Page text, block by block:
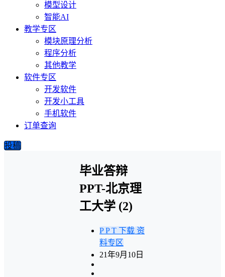
模型设计
智能AI
教学专区
模块原理分析
程序分析
其他教学
软件专区
开发软件
开发小工具
手机软件
订单查询
投稿
毕业答辩
PPT-北京理
工大学 (2)
P P T 下载 资
料专区
21年9月10日